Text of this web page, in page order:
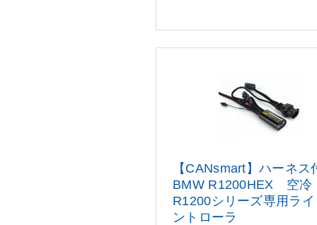
【CANsmart】ハーネス
BMW R1200HEX 空冷
R1200シリーズ専用ラ
ントローラ